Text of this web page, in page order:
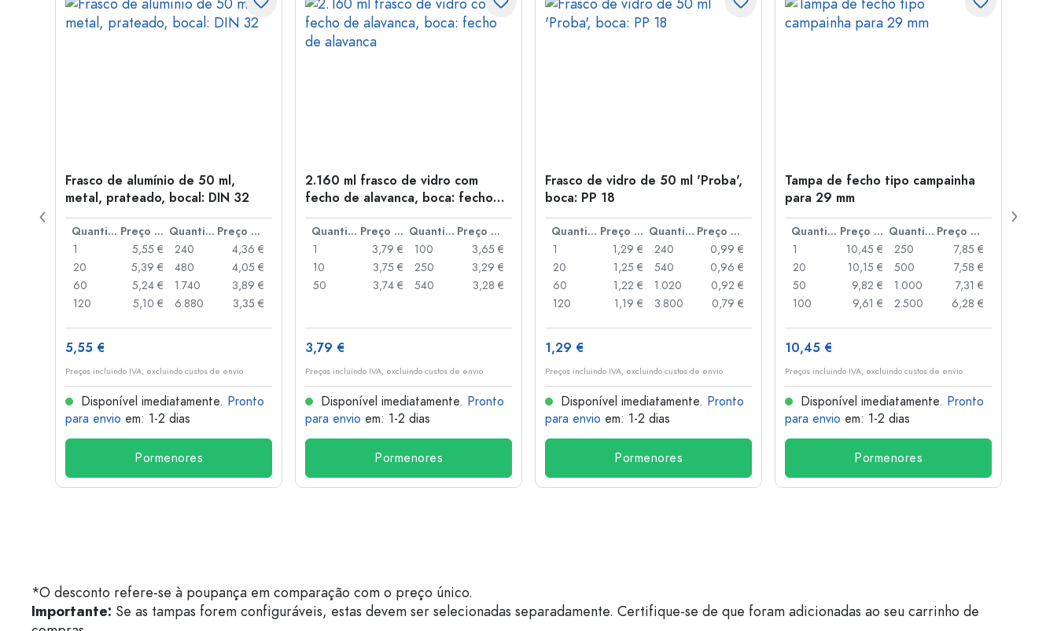
Frasco de alumínio de 50 ml,
metal, prateado, bocal: DIN 32
Quantidade Preço por peça Quantidade
Preço por peça
1
5,55 €
20
5,39 €
60
5,24 €
120
5,10 €
240
4,36 €
480
4,05 €
1.740
3,89 €
6.880
3,35 €
5,55 €
Preços incluindo IVA, excluindo custos de envio
Disponível imediatamente. Pronto
para envio em: 1-2 dias
Pormenores
2.160 ml frasco de vidro com
fecho de alavanca, boca: fecho
de alavanca
Quantidade Preço por peça Quantidade
Preço por peça
1
3,79 €
10
3,75 €
50
3,74 €
100
3,65 €
250
3,29 €
540
3,28 €
3,79 €
Preços incluindo IVA, excluindo custos de envio
Disponível imediatamente. Pronto
para envio em: 1-2 dias
Pormenores
Frasco de vidro de 50 ml 'Proba',
boca: PP 18
Quantidade Preço por peça Quantidade
Preço por peça
1
1,29 €
20
1,25 €
60
1,22 €
120
1,19 €
240
0,99 €
540
0,96 €
1.020
0,92 €
3.800
0,79 €
1,29 €
Preços incluindo IVA, excluindo custos de envio
Disponível imediatamente. Pronto
para envio em: 1-2 dias
Pormenores
Tampa de fecho tipo campainha
para 29 mm
Quantidade Preço por peça Quantidade
Preço por peça
1
10,45 €
20
10,15 €
50
9,82 €
100
9,61 €
250
7,85 €
500
7,58 €
1.000
7,31 €
2.500
6,28 €
10,45 €
Preços incluindo IVA, excluindo custos de envio
Disponível imediatamente. Pronto
para envio em: 1-2 dias
Pormenores
*O desconto refere-se à poupança em comparação com o preço único.
Importante: Se as tampas forem configuráveis, estas devem ser selecionadas separadamente. Certifique-se de que foram adicionadas ao seu carrinho de